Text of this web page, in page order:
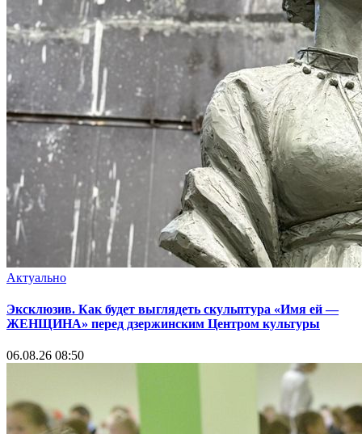
Актуально
Эксклюзив. Как будет выглядеть скульптура «Имя ей —
ЖЕНЩИНА» перед дзержинским Центром культуры
06.08.26 08:50